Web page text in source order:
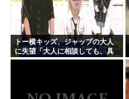
トー横キッズ、ジャップの大人
に失望「大人に相談しても、具
体的に何もしてくれない。結果